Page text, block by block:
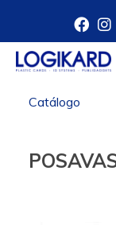
Catálogo